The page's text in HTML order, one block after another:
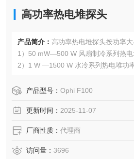
高功率热电堆探头
产品简介： 高功率热电堆探头按功率大
1）50 mW—500 W 风扇制冷系列热电
2）1 W —1500 W 水冷系列热电
瓦）；产品型号： Ophi F100
更新时间： 2025-11-07
厂商性质： 代理商
访问量： 3696